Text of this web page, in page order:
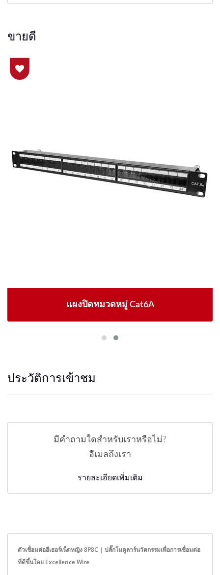
ขายดี
แผงปิดหมวดหมู่ Cat6A
ประวัติการเข้าชม
มีคำถามใดสำหรับเราหรือไม่?
อีเมลถึงเรา
รายละเอียดเพิ่มเติม
ตัวเชื่อมต่ออีเธอร์เน็ตหญิง 8P8C | ปลั๊กโมดูลาร์นวัตกรรมเพื่อการเชื่อมต่อ
ที่ดีขึ้นโดย Excellence Wire